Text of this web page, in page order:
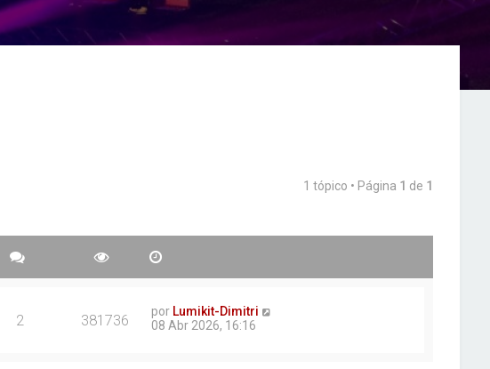
1 tópico • Página 1 de 1
2 381736 por Lumikit-Dimitri
08 Abr 2026, 16:16